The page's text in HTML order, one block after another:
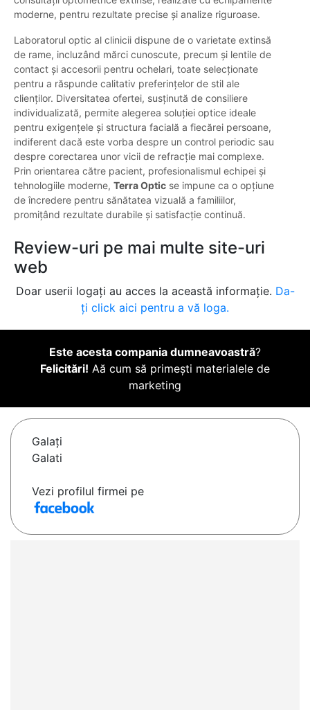
moderne, pentru rezultate precise și analize riguroase.
Laboratorul optic al clinicii dispune de o varietate extinsă
de rame, incluzând mărci cunoscute, precum și lentile de
contact și accesorii pentru ochelari, toate selecționate
pentru a răspunde calitativ preferințelor de stil ale
clienților. Diversitatea ofertei, susținută de consiliere
individualizată, permite alegerea soluției optice ideale
pentru exigențele și structura facială a fiecărei persoane,
indiferent dacă este vorba despre un control periodic sau
despre corectarea unor vicii de refracție mai complexe.
Prin orientarea către pacient, profesionalismul echipei și
tehnologiile moderne, Terra Optic se impune ca o opțiune
de încredere pentru sănătatea vizuală a familiilor,
promițând rezultate durabile și satisfacție continuă.
Review-uri pe mai multe site-uri
web
Doar userii logați au acces la această informație. Da-
ți click aici pentru a vă loga.
Este acesta compania dumneavoastră?
Felicitări! Aă cum să primești materialele de
marketing
Galaţi
Galati
Vezi profilul firmei pe